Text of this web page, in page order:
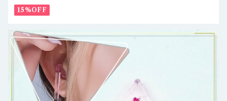
15%OFF